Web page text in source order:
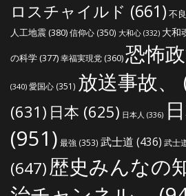
ロスチャイルド (661) 不良
人工地震(380)信仰心 (350) 大和心 (332) 大和
の科学(377)幸福実現党 (360)恐怖政
(340) 愛国心 (351) 放送事故、
(631) 日本 (625) 日本人 (336)
(951) 最強 (353) 武士道 (436) 武士
(647)歴史みんなの